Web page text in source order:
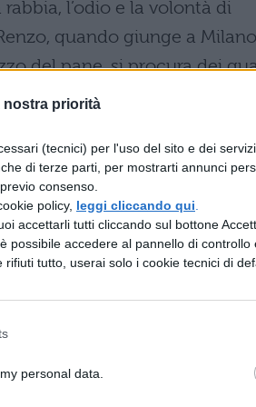
nostra priorità
(tecnici) per l'uso del sito e dei
di terze parti, per mostrarti annunci
consenso.
policy, leggi cliccando qui
accettarli tutti cliccando sul bottone
possibile accedere al pannello di controllo
tutto, userai solo i cookie tecnici di
personal data.
l’odio e la volontà di
quando giunge a
del pane, si procura dei
popolazione in rivolta e dopo
addirittura accusato di essere
che Lucia ha subito delle
un piano per uccidere il
stravolta e trasformata in
il concetto della divina
il riscatto
con la violenza.
fiducia nella “giustizia divina”
che aumentano il male